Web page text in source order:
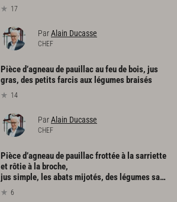
17
ParAlain Ducasse
CHEF
Pièce d’agneau de pauillac au feu de bois, jus
gras, des petits farcis aux légumes braisés
14
ParAlain Ducasse
CHEF
Pièce d’agneau de pauillac frottée à la sarriette
et rôtie à la broche,
jus simple, les abats mijotés, des légumes sautés à cru
6